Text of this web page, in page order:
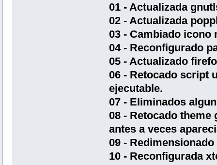
01 - Actualizada
02 - Actualizada
03 - Cambiado icono
04 - Reconfigurado
05 - Actualizado
06 - Retocado script
ejecutable.
07 - Eliminados
08 - Retocado
antes a veces
09 -
10 - Reconfigurada